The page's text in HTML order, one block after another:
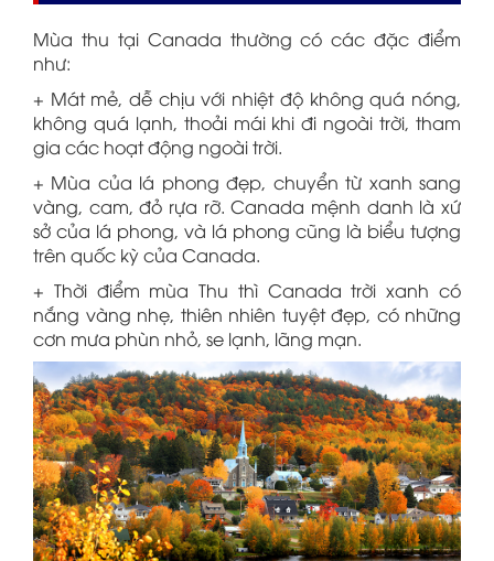
Mùa thu tại Canada thường có các đặc điểm
như:
+ Mát mẻ, dễ chịu với nhiệt độ không quá nóng,
không quá lạnh, thoải mái khi đi ngoài trời, tham
gia các hoạt động ngoài trời.
+ Mùa của lá phong đẹp, chuyển từ xanh sang
vàng, cam, đỏ rựa rỡ. Canada mệnh danh là xứ
sở của lá phong, và lá phong cũng là biểu tượng
trên quốc kỳ của Canada.
+ Thời điểm mùa Thu thì Canada trời xanh có
nắng vàng nhẹ, thiên nhiên tuyệt đẹp, có những
cơn mưa phùn nhỏ, se lạnh, lãng mạn.